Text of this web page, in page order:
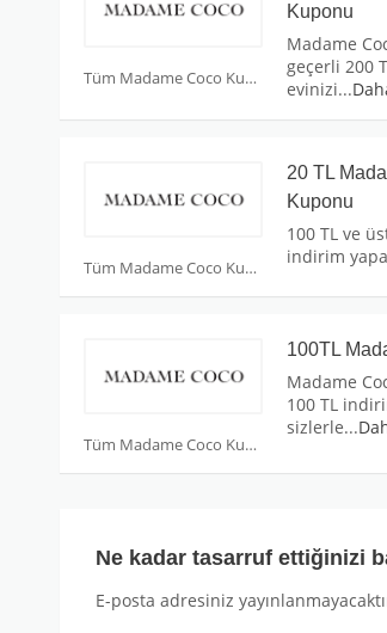
Tüm Madame Coco Kuponları
Kuponu
Madame
geçerli 200
evinizi...
Tüm Madame Coco Kuponları
20 TL
Kuponu
100 TL ve
indirim
Tüm Madame Coco Kuponları
100TL
Madame
100 TL
sizlerle...
Ne kadar tasarruf ettiğinizi
E-posta adresiniz